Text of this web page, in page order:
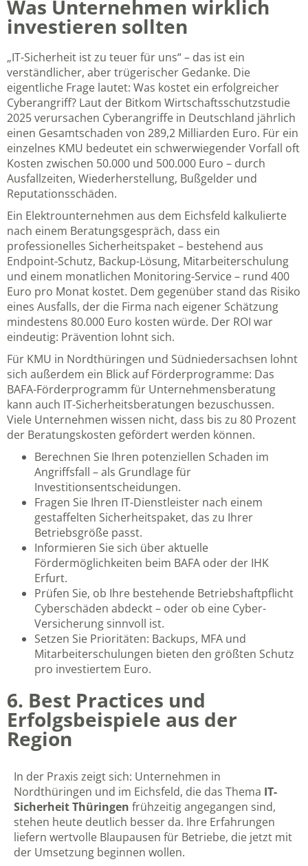
Was Unternehmen wirklich
investieren sollten
„IT-Sicherheit ist zu teuer für uns“ – das ist ein
verständlicher, aber trügerischer Gedanke. Die
eigentliche Frage lautet: Was kostet ein erfolgreicher
Cyberangriff? Laut der Bitkom Wirtschaftsschutzstudie
2025verursachen Cyberangriffe in Deutschland jährlich
einen Gesamtschaden von 289,2 Milliarden Euro. Für ein
einzelnes KMU bedeutet ein schwerwiegender Vorfall oft
Kosten zwischen 50.000 und 500.000 Euro – durch
Ausfallzeiten, Wiederherstellung, Bußgelder und
Reputationsschäden.
Ein Elektrounternehmen aus dem Eichsfeld kalkulierte
nach einem Beratungsgespräch, dass ein
professionelles Sicherheitspaket – bestehend aus
Endpoint-Schutz, Backup-Lösung, Mitarbeiterschulung
und einem monatlichen Monitoring-Service – rund 400
Euro pro Monat kostet. Dem gegenüber stand das Risiko
eines Ausfalls, der die Firma nach eigener Schätzung
mindestens 80.000 Euro kosten würde. Der ROI war
eindeutig: Prävention lohnt sich.
Für KMU in Nordthüringen und Südniedersachsen lohnt
sich außerdem ein Blick auf Förderprogramme: Das
BAFA-Förderprogramm für Unternehmensberatung
kann auch IT-Sicherheitsberatungen bezuschussen.
Viele Unternehmen wissen nicht, dass bis zu 80 Prozent
der Beratungskosten gefördert werden können.
Berechnen Sie Ihren potenziellen Schaden im
Angriffsfall – als Grundlage für
Investitionsentscheidungen.
Fragen Sie Ihren IT-Dienstleister nach einem
gestaffelten Sicherheitspaket, das zu Ihrer
Betriebsgröße passt.
Informieren Sie sich über aktuelle
Fördermöglichkeiten beim BAFA oder der IHK
Erfurt.
Prüfen Sie, ob Ihre bestehende Betriebshaftpflicht
Cyberschäden abdeckt – oder ob eine Cyber-
Versicherung sinnvoll ist.
Setzen Sie Prioritäten: Backups, MFA und
Mitarbeiterschulungen bieten den größten Schutz
pro investiertem Euro.
6. Best Practices und
Erfolgsbeispiele aus der
Region
In der Praxis zeigt sich: Unternehmen in
Nordthüringen und im Eichsfeld, die das Thema IT-
Sicherheit Thüringen frühzeitig angegangen sind,
stehen heute deutlich besser da. Ihre Erfahrungen
liefern wertvolle Blaupausen für Betriebe, die jetzt mit
der Umsetzung beginnen wollen.